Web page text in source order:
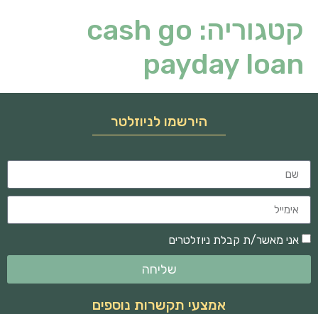
קטגוריה: cash go
payday loan
הירשמו לניוזלטר
אני מאשר/ת קבלת ניוזלטרים
שליחה
אמצעי תקשרות נוספים